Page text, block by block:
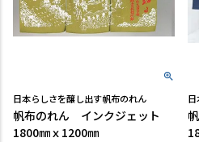
日本らしさを醸し出す帆布のれん
帆布のれん インクジェット
1800㎜ｘ1200㎜